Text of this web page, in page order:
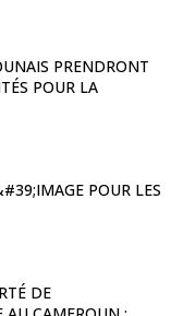
PRENDRONT
POUR LA
POUR LES
DE